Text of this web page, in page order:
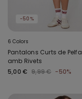
-50%
6 Colors
Pantalons Curts de Pelfa
amb Rivets
5,00 € 9,99 € -50%